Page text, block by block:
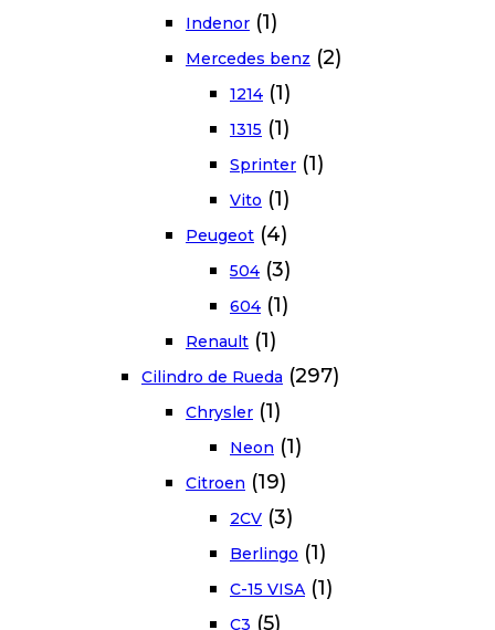
Indenor (1)
Mercedes benz (2)
1214 (1)
1315 (1)
Sprinter (1)
Vito (1)
Peugeot (4)
504 (3)
604 (1)
Renault (1)
Cilindro de Rueda (297)
Chrysler (1)
Neon (1)
Citroen (19)
2CV (3)
Berlingo (1)
C-15 VISA (1)
C3 (5)